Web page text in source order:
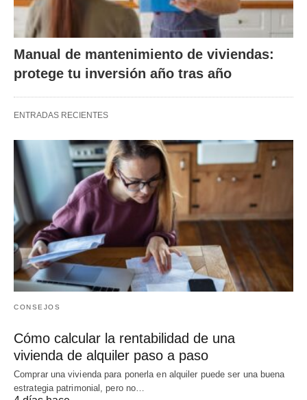
Manual de mantenimiento de viviendas:
protege tu inversión año tras año
ENTRADAS RECIENTES
CONSEJOS
Cómo calcular la rentabilidad de una
vivienda de alquiler paso a paso
Comprar una vivienda para ponerla en alquiler puede ser una buena
estrategia patrimonial, pero no…